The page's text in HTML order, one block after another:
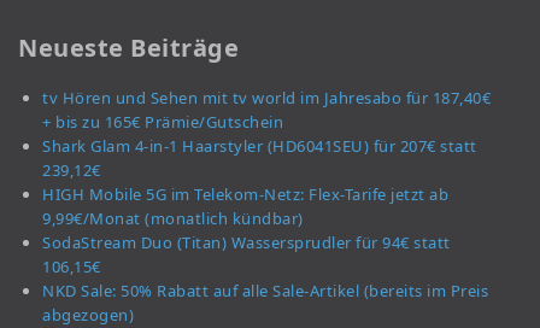
Neueste Beiträge
tv Hören und Sehen mit tv world im Jahresabo für 187,40€
+ bis zu 165€ Prämie/Gutschein
Shark Glam 4-in-1 Haarstyler (HD6041SEU) für 207€ statt
239,12€
HIGH Mobile 5G im Telekom-Netz: Flex-Tarife jetzt ab
9,99€/Monat (monatlich kündbar)
SodaStream Duo (Titan) Wassersprudler für 94€ statt
106,15€
NKD Sale: 50% Rabatt auf alle Sale-Artikel (bereits im Preis
abgezogen)